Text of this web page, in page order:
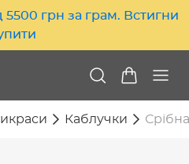
5500 грн за грам. Встигни
Каблучки